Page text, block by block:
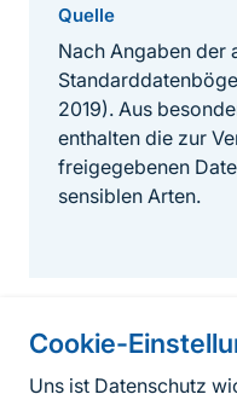
Cookie-
Uns ist Datenschutz
Quelle
Nach Angaben der
2019). Aus
enthalten die zur
freigegebenen
sensiblen Arten.
Informationen